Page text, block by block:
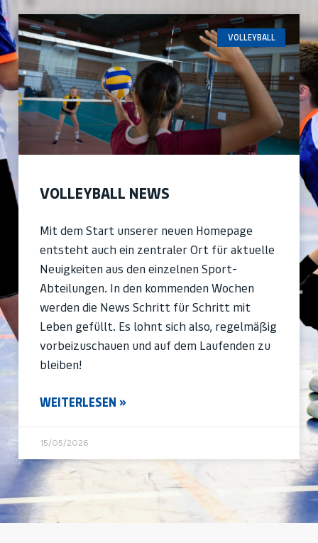
VOLLEYBALL
VOLLEYBALL NEWS
Mit dem Start unserer neuen Homepage
entsteht auch ein zentraler Ort für aktuelle
Neuigkeiten aus den einzelnen Sport-
Abteilungen. In den kommenden Wochen
werden die News Schritt für Schritt mit
Leben gefüllt. Es lohnt sich also, regelmäßig
vorbeizuschauen und auf dem Laufenden zu
bleiben!
WEITERLESEN »
15/05/2026